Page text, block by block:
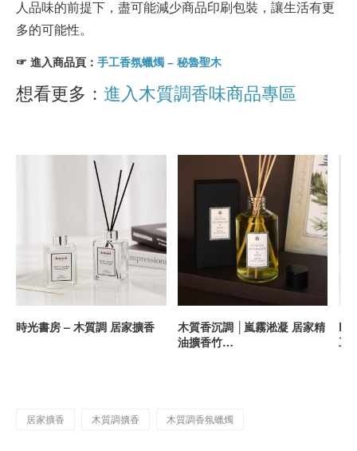
人品味的前提下，盡可能減少商品印刷包裝，讓生活有更
多的可能性。
☞ 進入商品頁： 手工香氛蠟燭 – 秘魯聖木
想看更多： 進入木質調香味商品專區
時光書房 – 木質調 居家擴香
木質香沉調 │嵐霧淞凝 居家精
油擴香竹
工
居家擴香 木質調擴香 木質調香氛蠟燭